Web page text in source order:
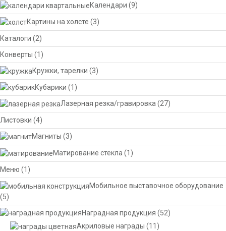
Календари (9)
Картины на холсте (3)
Каталоги (2)
Конверты (1)
Кружки, тарелки (3)
Кубарики (1)
Лазерная резка/гравировка(27)
Листовки (4)
Магниты (3)
Матирование стекла (1)
Меню (1)
Мобильное выставочное оборудование
(5)
Наградная продукция (52)
Акриловые награды (11)